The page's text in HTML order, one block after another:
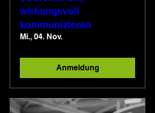
wirkungsvoll
kommunizieren
Mi., 04. Nov.
Anmeldung